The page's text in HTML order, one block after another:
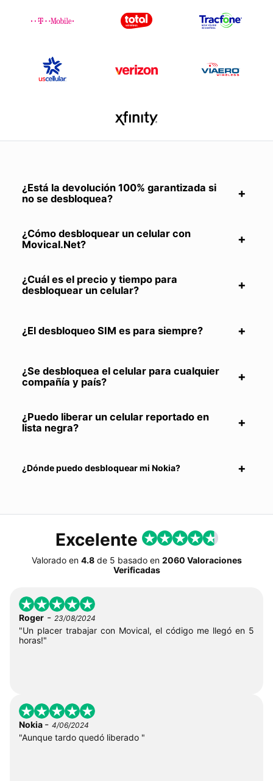
¿Está la devolución 100% garantizada si
no se desbloquea?
¿Cómo desbloquear un celular con
Movical.Net?
¿Cuál es el precio y tiempo para
desbloquear un celular?
¿El desbloqueo SIM es para siempre?
¿Se desbloquea el celular para cualquier
compañía y país?
¿Puedo liberar un celular reportado en
lista negra?
¿Dónde puedo desbloquear mi Nokia?
Excelente
Valorado en 4.8de 5 basado en 2060 Valoraciones
Verificadas
Roger - 23/08/2024
"Un placer trabajar con Movical, el código me llegó en 5
horas!"
Nokia - 4/06/2024
"Aunque tardo quedó liberado "